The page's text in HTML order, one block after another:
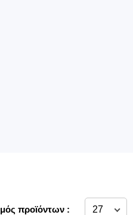
προϊόντων :